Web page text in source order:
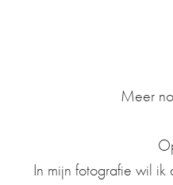
Meer
In mijn fotografie wil